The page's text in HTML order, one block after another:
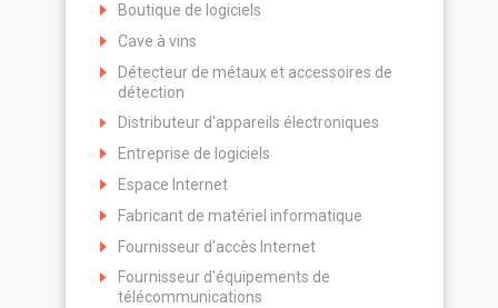
Boutique de logiciels
Cave à vins
Détecteur de métaux et accessoires de
détection
Distributeur d'appareils électroniques
Entreprise de logiciels
Espace Internet
Fabricant de matériel informatique
Fournisseur d'accès Internet
Fournisseur d'équipements de
télécommunications